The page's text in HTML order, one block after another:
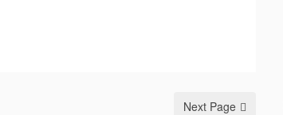
Next Page